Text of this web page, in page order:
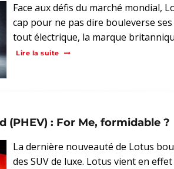
Face aux défis du marché mondial,
cap pour ne pas dire bouleverse
tout électrique, la marque
Lire la suite
(PHEV) : For Me, formidable ?
La dernière nouveauté de Lotus
des SUV de luxe. Lotus vient en